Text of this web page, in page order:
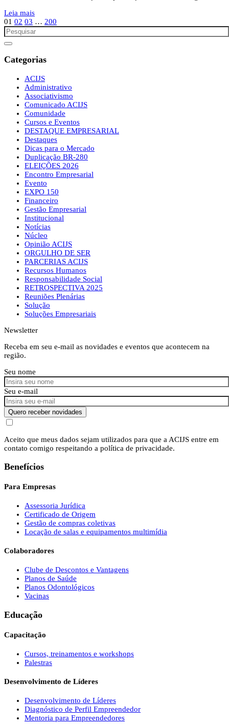
Leia mais
01 02 03 … 200
Categorias
ACIJS
Administrativo
Associativismo
Comunicado ACIJS
Comunidade
Cursos e Eventos
DESTAQUE EMPRESARIAL
Destaques
Dicas para o Mercado
Duplicação BR-280
ELEIÇÕES 2026
Encontro Empresarial
Evento
EXPO 150
Financeiro
Gestão Empresarial
Institucional
Notícias
Núcleo
Opinião ACIJS
ORGULHO DE SER
PARCERIAS ACIJS
Recursos Humanos
Responsabilidade Social
RETROSPECTIVA 2025
Reuniões Plenárias
Solução
Soluções Empresariais
Newsletter
Receba em seu e-mail as novidades e eventos que acontecem na
região.
Seu nome
Seu e-mail
Quero receber novidades
Aceito que meus dados sejam utilizados para que a ACIJS entre em
contato comigo respeitando a política de privacidade.
Benefícios
Para Empresas
Assessoria Jurídica
Certificado de Origem
Gestão de compras coletivas
Locação de salas e equipamentos multimídia
Colaboradores
Clube de Descontos e Vantagens
Planos de Saúde
Planos Odontológicos
Vacinas
Educação
Capacitação
Cursos, treinamentos e workshops
Palestras
Desenvolvimento de Líderes
Desenvolvimento de Líderes
Diagnóstico de Perfil Empreendedor
Mentoria para Empreendedores